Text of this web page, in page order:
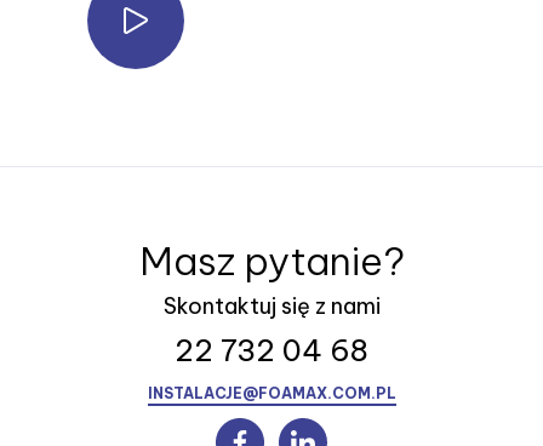
Masz pytanie?
Skontaktuj się z nami
22 732 04 68
INSTALACJE@FOAMAX.COM.PL